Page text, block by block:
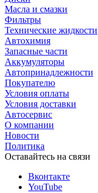
Масла и смазки
Фильтры
Технические жидкости
Автохимия
Запасные части
Аккумуляторы
Автопринадлежности
Покупателю
Условия оплаты
Условия доставки
Автосервис
О компании
Новости
Политика
Оставайтесь на связи
Вконтакте
YouTube